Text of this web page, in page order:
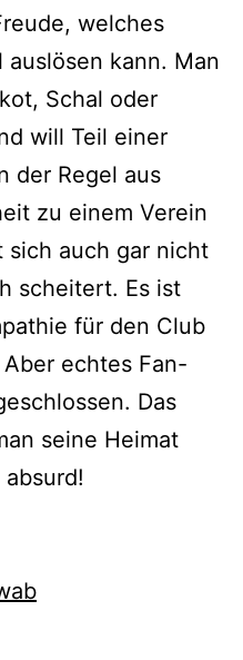
welches
kann. Man
Schal oder
will Teil einer
der Regel aus
zu einem Verein
sich auch gar nicht
scheitert. Es ist
für den Club
echtes Fan-
Das
seine Heimat